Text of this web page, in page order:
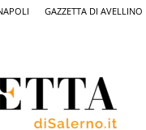
GAZZETTA DI AVELLINO
Salerno,
quotidiano